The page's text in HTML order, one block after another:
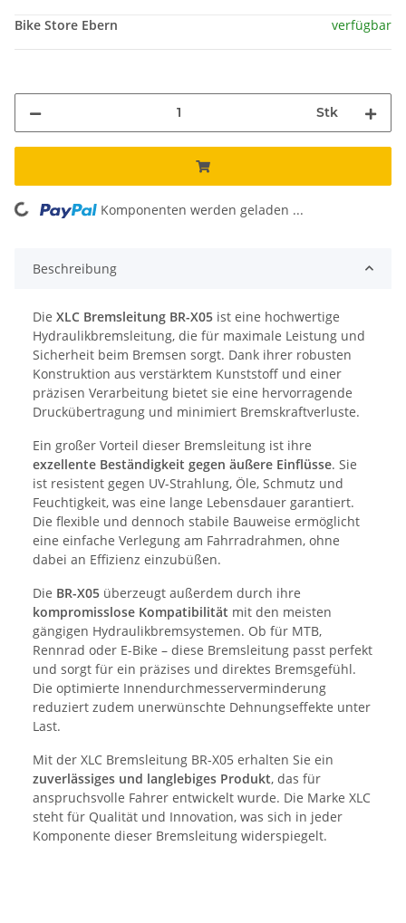
Bike Store Ebern verfügbar
Stk
Loading... Komponenten werden geladen ...
Beschreibung
Die XLC Bremsleitung BR-X05 ist eine hochwertige
Hydraulikbremsleitung, die für maximale Leistung und
Sicherheit beim Bremsen sorgt. Dank ihrer robusten
Konstruktion aus verstärktem Kunststoff und einer
präzisen Verarbeitung bietet sie eine hervorragende
Druckübertragung und minimiert Bremskraftverluste.
Ein großer Vorteil dieser Bremsleitung ist ihre
exzellente Beständigkeit gegen äußere Einflüsse. Sie
ist resistent gegen UV-Strahlung, Öle, Schmutz und
Feuchtigkeit, was eine lange Lebensdauer garantiert.
Die flexible und dennoch stabile Bauweise ermöglicht
eine einfache Verlegung am Fahrradrahmen, ohne
dabei an Effizienz einzubüßen.
Die BR-X05 überzeugt außerdem durch ihre
kompromisslose Kompatibilität mit den meisten
gängigen Hydraulikbremsystemen. Ob für MTB,
Rennrad oder E-Bike – diese Bremsleitung passt perfekt
und sorgt für ein präzises und direktes Bremsgefühl.
Die optimierte Innendurchmesserverminderung
reduziert zudem unerwünschte Dehnungseffekte unter
Last.
Mit der XLC Bremsleitung BR-X05 erhalten Sie ein
zuverlässiges und langlebiges Produkt, das für
anspruchsvolle Fahrer entwickelt wurde. Die Marke XLC
steht für Qualität und Innovation, was sich in jeder
Komponente dieser Bremsleitung widerspiegelt.